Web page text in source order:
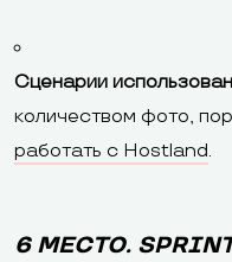
Сценарии
количеством фото,
работать с Hostland.
6 МЕСТО.